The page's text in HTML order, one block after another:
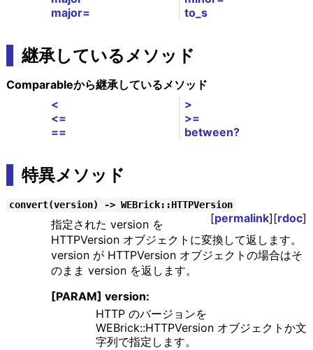
major=
to_s
継承しているメソッド
Comparableから継承しているメソッド
<
<=
==
>
>=
between?
特異メソッド
convert(version) -> WEBrick::HTTPVersion
[permalink][rdoc]
指定された version を
HTTPVersion オブジェクトに変換して返します。
version が HTTPVersion オブジェクトの場合はそ
のまま version を返します。
[PARAM] version:
HTTP のバージョンを
WEBrick::HTTPVersion オブジェクトか文
字列で指定します。